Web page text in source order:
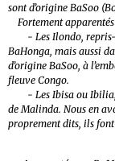
sont d’origine BaSoo
Fortement
- Les Ilondo, repris-ci
BaHonga, mais aussi
d’origine BaSoo, à
fleuve Congo.
- Les Ibisa ou Ibilia,
de Malinda. Nous en
proprement dits, ils